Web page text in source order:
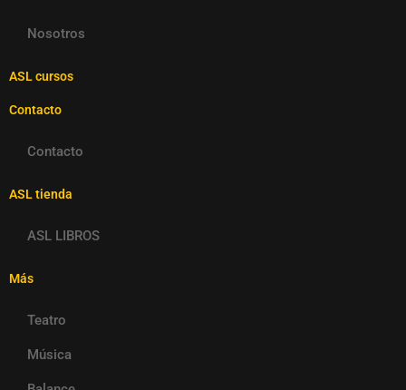
Nosotros
ASL cursos
Contacto
Contacto
ASL tienda
ASL LIBROS
Más
Teatro
Música